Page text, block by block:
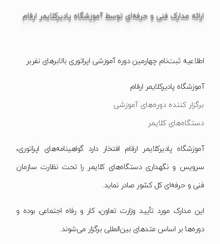
ارائه مدارک فنی و حرفه‌ای توسط آموزشگاه پادیرکلایمر ارقام
اطلاعیه ثبت‌نام چهارمین دوره آموزشی اپراتوری بالابرهای نفربر
آموزشگاه پادیرکلایمر ارقام
برگزار کننده دوره‌های آموزشی
دستگاه‌های کلایمر
آموزشگاه پادیرکلایمر ارقام افتخار دارد گواهینامه‌های اپراتوری،
سرویس و نگهداری دستگاه‌های کلایمر را تحت نظارت سازمان
فنی و حرفه‌ای کل کشور صادر نماید.
این مدارک مورد تأیید وزارت تعاون، کار و رفاه اجتماعی بوده و
دوره‌ها بر اساس متدهای بین‌المللی برگزار می‌شوند.